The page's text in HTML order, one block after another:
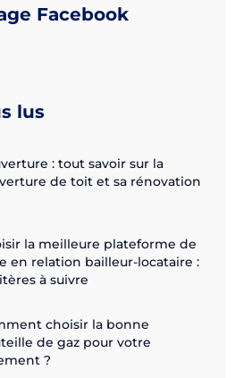
Facebook
lus
: tout savoir sur la
de toit et sa rénovation
la meilleure plateforme de
en relation bailleur-locataire :
à suivre
choisir la bonne
de gaz pour votre
?